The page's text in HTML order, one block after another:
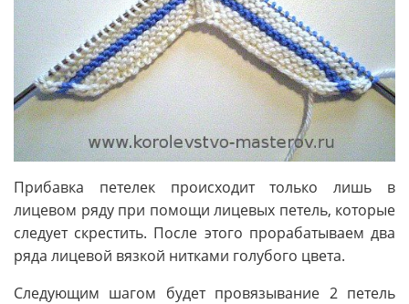
Прибавка петелек происходит только лишь в
лицевом ряду при помощи лицевых петель, которые
следует скрестить. После этого прорабатываем два
ряда лицевой вязкой нитками голубого цвета.
Следующим шагом будет провязывание 2 петель